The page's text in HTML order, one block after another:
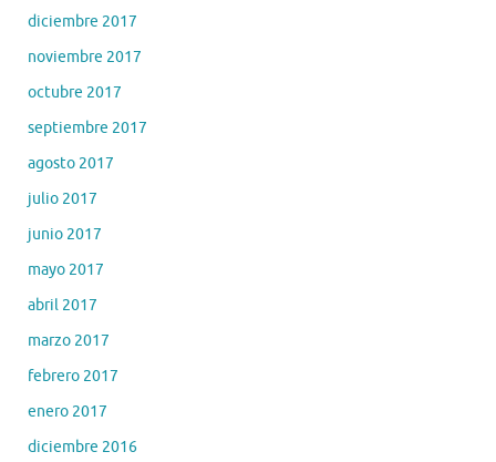
diciembre 2017
noviembre 2017
octubre 2017
septiembre 2017
agosto 2017
julio 2017
junio 2017
mayo 2017
abril 2017
marzo 2017
febrero 2017
enero 2017
diciembre 2016